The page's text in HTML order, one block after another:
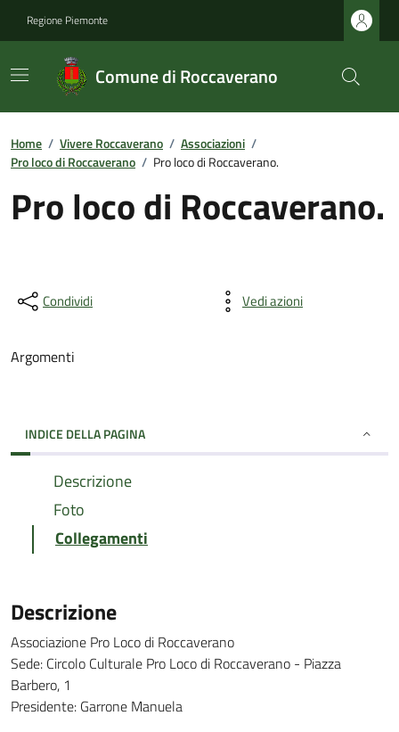
Regione Piemonte
Comune di Roccaverano
Home / Vivere Roccaverano / Associazioni /
Pro loco di Roccaverano / Pro loco di Roccaverano.
Pro loco di Roccaverano.
Condividi Vedi azioni
Argomenti
INDICE DELLA PAGINA
Descrizione
Foto
Collegamenti
Descrizione
Associazione Pro Loco di Roccaverano
Sede: Circolo Culturale Pro Loco di Roccaverano - Piazza
Barbero, 1
Presidente: Garrone Manuela